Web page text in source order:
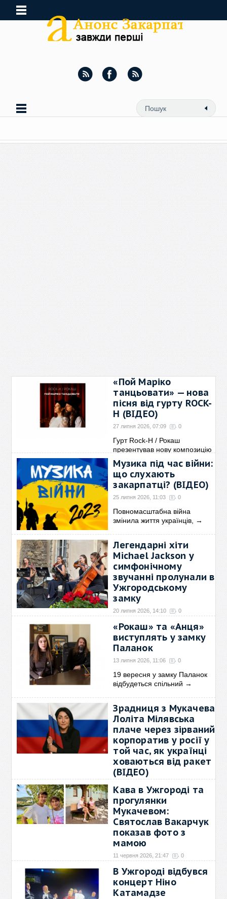
«Пой Маріко
танцьовати» — нова
пісня від гурту ROCK-
H (ВІДЕО)
27 липня 2026, 07:09 0
Гурт Rock-H / Рокаш
презентував нову композицію
→
Музика під час війни:
що слухають
закарпатці? (ВІДЕО)
25 липня 2026, 11:03 0
Повномасштабна війна
змінила життя українців,
→
Легендарні хіти
Michael Jackson у
симфонічному
звучанні пролунали в
Ужгородському
замку
20 липня 2026, 14:10 0
18 липня у Закарпатському
обласному краєзнавчому→
«Рокаш» та «Анця»
виступлять у замку
Паланок
13 липня 2026, 11:06 0
19 вересня у замку Паланок
відбудеться спільний →
Зрадниця з Мукачева
Лоліта Мілявська
плаче через зірваний
корпоратив у росії у
той час, як українці
ховаються від ракет
(ВІДЕО)
Співачка Лоліта Мілявська,
яка народилася у
Кава в Ужгороді та
прогулянки
Мукачевом:
Святослав Вакарчук
показав фото з
мамою
11 червня 2026, 21:47 0
"Вже традиційна поїздка з
мамою в Мукачево. →
В Ужгороді відбувся
концерт Ніно
Катамадзе